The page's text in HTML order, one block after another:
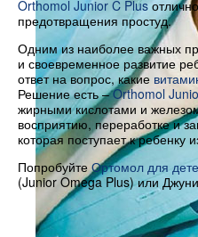
Orthomol Junior C Plus
предотвращения простуд.
Одним из наиболее важных
и своевременное развитие
ответ на вопрос, какие
Решение есть –Orthomol
жирными кислотами и
восприятию, переработке и
которая поступает к ребенку
ПопробуйтеОртомол для
(Junior Omega Plus) или